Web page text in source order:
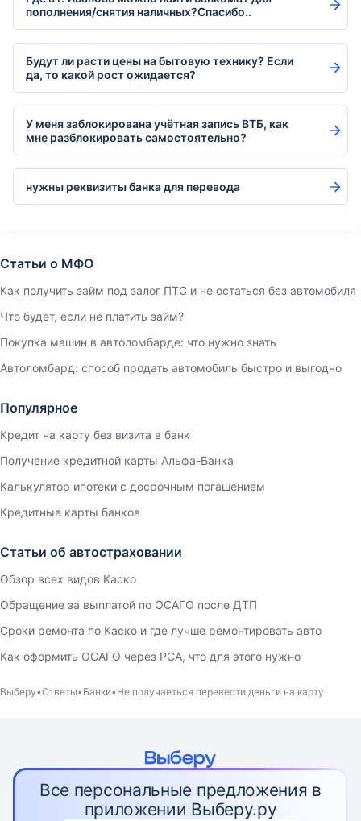
пополнения/снятия наличных?Спасибо..
Будут ли расти цены на бытовую технику? Если
да, то какой рост ожидается?
У меня заблокирована учётная запись ВТБ, как
мне разблокировать самостоятельно?
нужны реквизиты банка для перевода
Статьи о МФО
Как получить займ под залог ПТС и не остаться без автомобиля
Что будет, если не платить займ?
Покупка машин в автоломбарде: что нужно знать
Автоломбард: способ продать автомобиль быстро и выгодно
Популярное
Кредит на карту без визита в банк
Получение кредитной карты Альфа-Банка
Калькулятор ипотеки с досрочным погашением
Кредитные карты банков
Статьи об автостраховании
Обзор всех видов Каско
Обращение за выплатой по ОСАГО после ДТП
Сроки ремонта по Каско и где лучше ремонтировать авто
Как оформить ОСАГО через РСА, что для этого нужно
Выберу Ответы Банки Не получаеться перевести деньги на карту
Все персональные предложения в
приложении Выберу.ру